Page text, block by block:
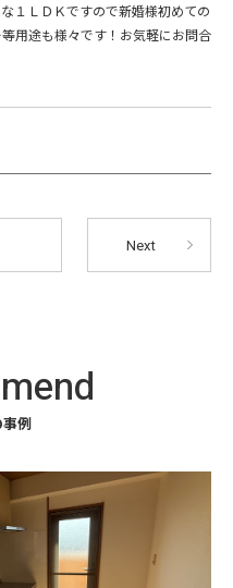
１ＬＤＫですので新婚様初めての
用途も様々です！お気軽にお問合
Next
例